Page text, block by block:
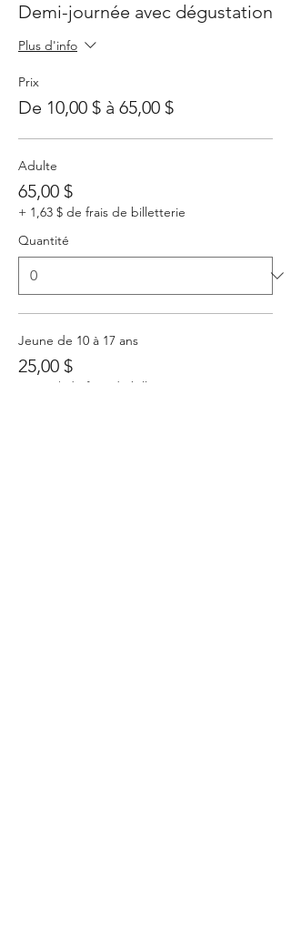
Demi-journée avec dégustation
Plus d'info
Prix
De 10,00 $ à 65,00 $
Adulte
65,00 $
+ 1,63 $ de frais de billetterie
Quantité
Jeune de 10 à 17 ans
25,00 $
+ 0,63 $ de frais de billetterie